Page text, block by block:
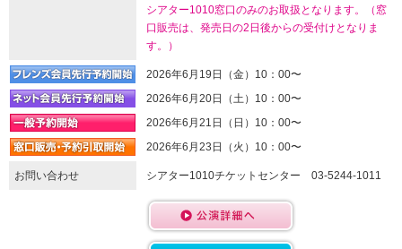
シアター1010窓口のみのお取扱となります。（窓
口販売は、発売日の2日後からの受付けとなりま
す。）
2026年6月19日（金）10：00〜
2026年6月20日（土）10：00〜
2026年6月21日（日）10：00〜
2026年6月23日（火）10：00〜
お問い合わせ シアター1010チケットセンター 03-5244-1011